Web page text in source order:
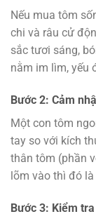
Nếu mua tôm
chi và râu cử
sắc tươi sáng,
nằm im lìm, yếu
Bước 2: Cảm
Một con tôm
tay so với kích
thân tôm (phần
lõm vào thì đó
Bước 3: Kiểm